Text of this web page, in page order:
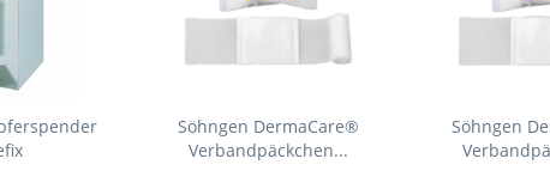
Söhngen DermaCare®
Verbandpäckchen...
Söhngen